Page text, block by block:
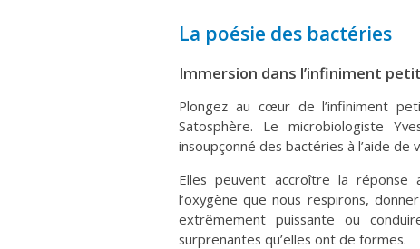
La poésie des bactéries
Immersion dans l’infiniment petit
Plongez au cœur de l’infiniment
Satosphère. Le microbiologiste
insoupçonné des bactéries à l’aide
Elles peuvent accroître la
l’oxygène que nous respirons,
extrêmement puissante ou
surprenantes qu’elles ont de formes.